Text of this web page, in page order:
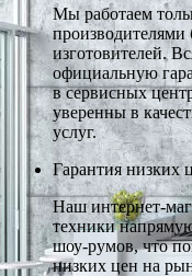
Мы работаем
производителями
изготовителей.
официальную
в сервисных
уверенны в
услуг.
Гарантия низких
Наш интернет-
техники
шоу-румов, что
низких цен на